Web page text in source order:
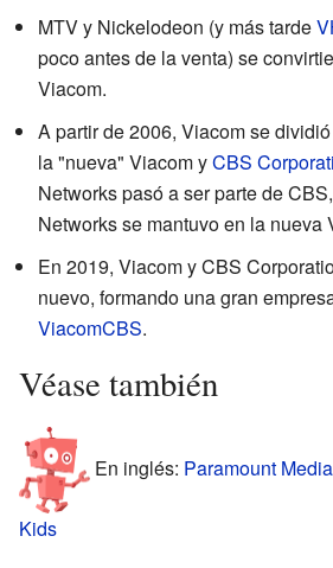
MTV y Nickelodeon (y más tarde
poco antes de la venta) se
Viacom.
A partir de 2006, Viacom se
la "nueva" Viacom yCBS
Networks pasó a ser parte de
Networks se mantuvo en la nueva
En 2019, Viacom y CBS
nuevo, formando una gran
ViacomCBS.
Véase también
En inglés: Paramount
Kids